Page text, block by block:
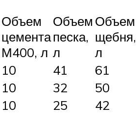
Объем
цемента
М400, л
Объем
песка,
л
Объем
щебня,
л
10 41
61
10 32
50
10 25
42